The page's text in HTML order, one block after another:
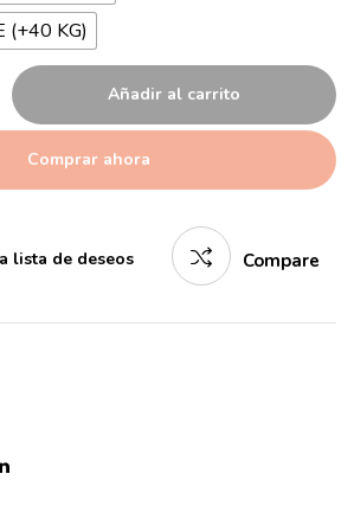
(+40 KG)
Añadir al carrito
Comprar ahora
lista de deseos Compare